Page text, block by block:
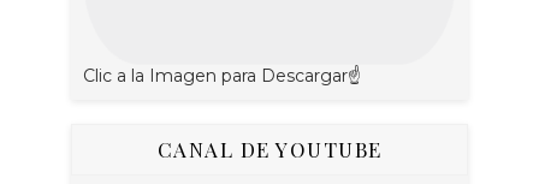
Clic a la Imagen para Descargar☝
CANAL DE YOUTUBE